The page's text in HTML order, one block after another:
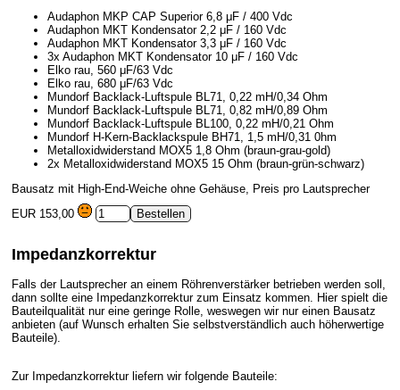
Audaphon MKP CAP Superior 6,8 μF / 400 Vdc
Audaphon MKT Kondensator 2,2 μF / 160 Vdc
Audaphon MKT Kondensator 3,3 μF / 160 Vdc
3x Audaphon MKT Kondensator 10 μF / 160 Vdc
Elko rau, 560 μF/63 Vdc
Elko rau, 680 μF/63 Vdc
Mundorf Backlack-Luftspule BL71, 0,22 mH/0,34 Ohm
Mundorf Backlack-Luftspule BL71, 0,82 mH/0,89 Ohm
Mundorf Backlack-Luftspule BL100, 0,22 mH/0,21 Ohm
Mundorf H-Kern-Backlackspule BH71, 1,5 mH/0,31 0hm
Metalloxidwiderstand MOX5 1,8 Ohm (braun-grau-gold)
2x Metalloxidwiderstand MOX5 15 Ohm (braun-grün-schwarz)
Bausatz mit High-End-Weiche ohne Gehäuse, Preis pro Lautsprecher
EUR 153,00
Impedanzkorrektur
Falls der Lautsprecher an einem Röhrenverstärker betrieben werden soll,
dann sollte eine Impedanzkorrektur zum Einsatz kommen. Hier spielt die
Bauteilqualität nur eine geringe Rolle, weswegen wir nur einen Bausatz
anbieten (auf Wunsch erhalten Sie selbstverständlich auch höherwertige
Bauteile).
Zur Impedanzkorrektur liefern wir folgende Bauteile: